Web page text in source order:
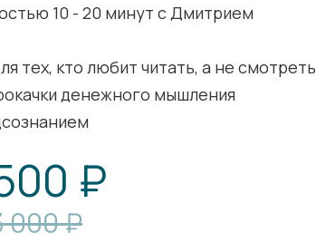
10 - 20 минут с Дмитрием
тех, кто любит читать, а не смотреть
денежного мышления
₽
000 ₽